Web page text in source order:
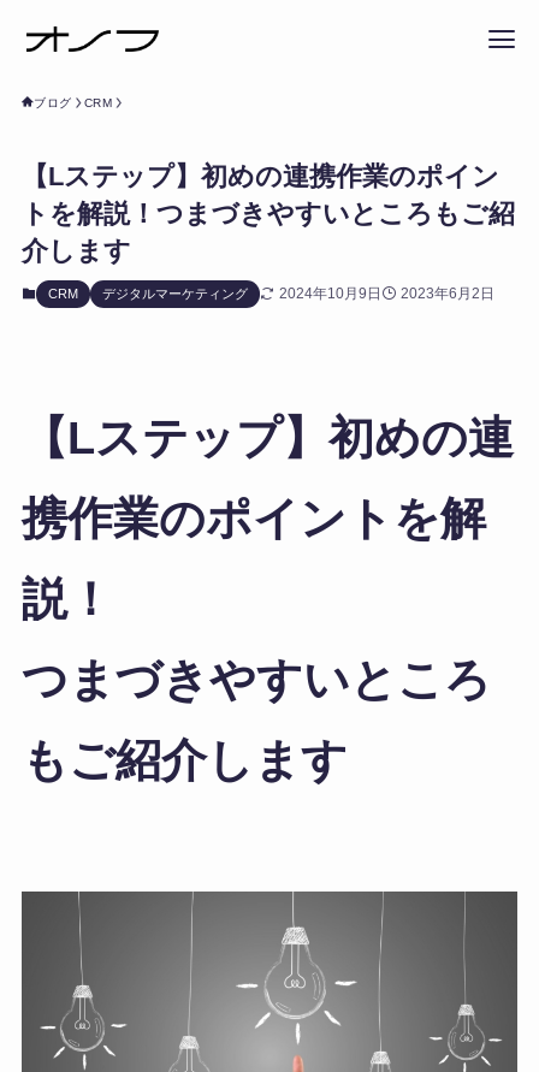
ブログ CRM
【Lステップ】初めの連携作業のポイン
トを解説！つまづきやすいところもご紹
介します
CRM デジタルマーケティング 2024年10月9日 2023年6月2日
【Lステップ】初めの連
携作業のポイントを解
説！
つまづきやすいところ
もご紹介します